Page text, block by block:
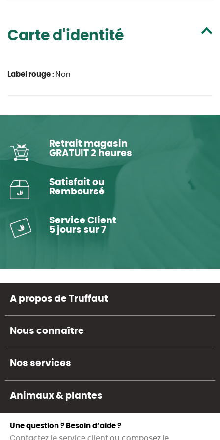
Carte d'identité
Label rouge : Non
Retrait magasin
GRATUIT 2 heures
Satisfait ou
Remboursé
Service Client
5 jours sur 7
A propos de Truffaut
Nous connaître
Nos services
Animaux & plantes
Une question ? Besoin d’aide ?
Contactez le service client ou composez le